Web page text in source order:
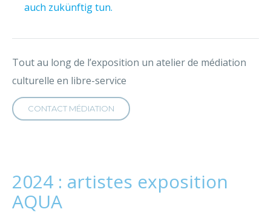
auch zukünftig tun.
Tout au long de l’exposition un atelier de médiation
culturelle en libre-service
CONTACT MÉDIATION
2024 : artistes exposition
AQUA